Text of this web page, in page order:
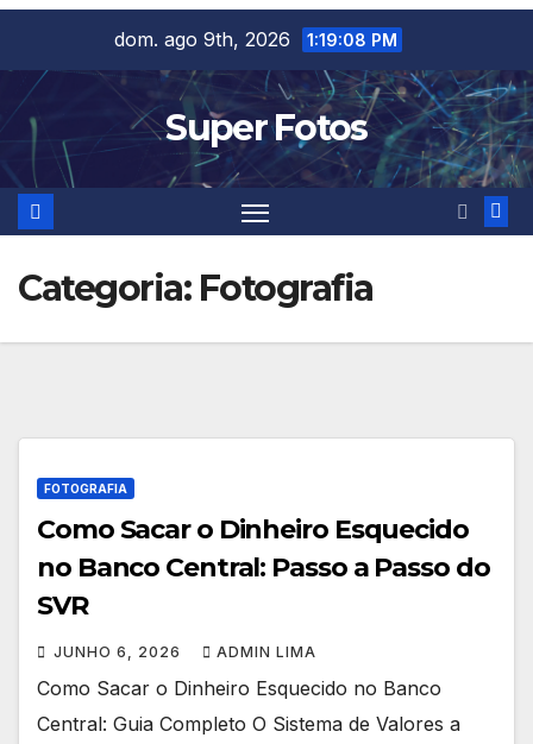
content
dom. ago 9th, 2026 1:19:09 PM
Super Fotos
Categoria: Fotografia
FOTOGRAFIA
Como Sacar o Dinheiro Esquecido
no Banco Central: Passo a Passo do
SVR
JUNHO 6, 2026 ADMIN LIMA
Como Sacar o Dinheiro Esquecido no Banco
Central: Guia Completo O Sistema de Valores a